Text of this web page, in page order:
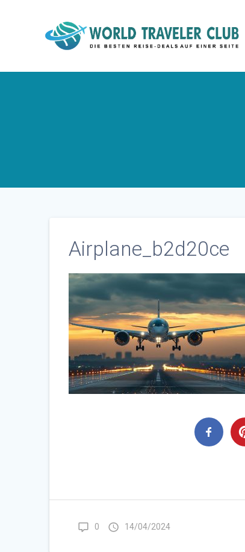
Airplane_b2d20ce
0 14/04/2024